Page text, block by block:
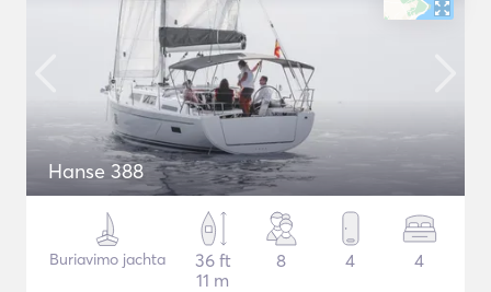
Hanse 388
Buriavimo jachta
36 ft
11 m
8 4 4